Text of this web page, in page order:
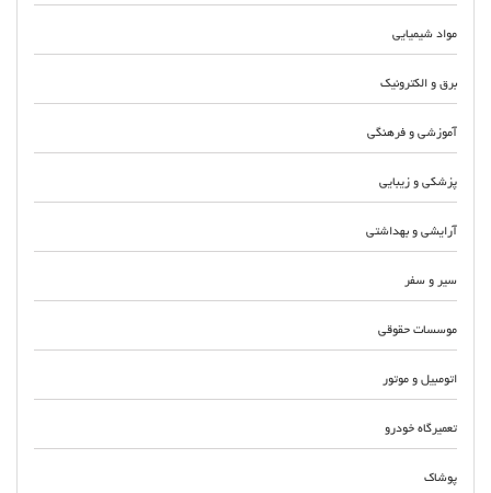
مواد شیمیایی
برق و الکترونیک
آموزشی و فرهنگی
پزشکی و زیبایی
آرایشی و بهداشتی
سیر و سفر
موسسات حقوقی
اتومبیل و موتور
تعمیرگاه خودرو
پوشاک